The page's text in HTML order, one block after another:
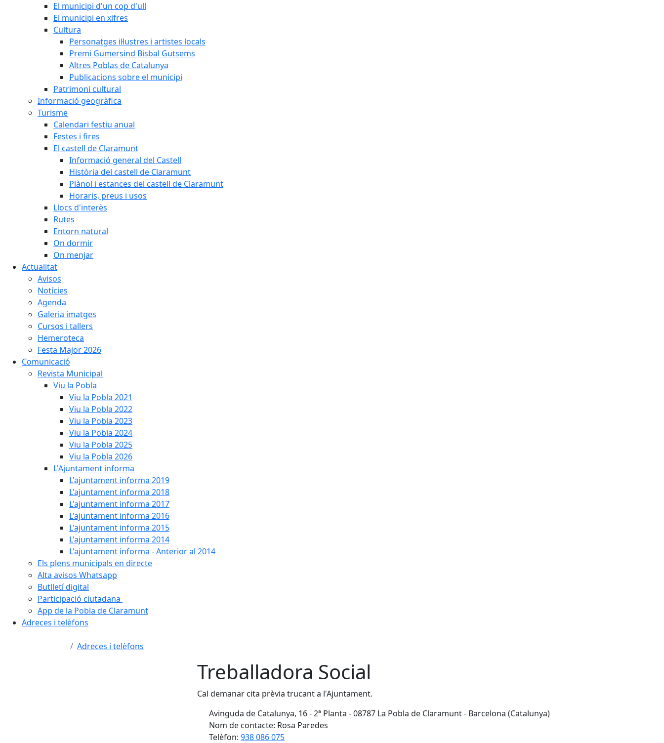
El municipi d'un cop d'ull
El municipi en xifres
Cultura
Personatges il·lustres i artistes locals
Premi Gumersind Bisbal Gutsems
Altres Poblas de Catalunya
Publicacions sobre el municipi
Patrimoni cultural
Informació geogràfica
Turisme
Calendari festiu anual
Festes i fires
El castell de Claramunt
Informació general del Castell
Història del castell de Claramunt
Plànol i estances del castell de Claramunt
Horaris, preus i usos
Llocs d'interès
Rutes
Entorn natural
On dormir
On menjar
Actualitat
Avisos
Notícies
Agenda
Galeria imatges
Cursos i tallers
Hemeroteca
Festa Major 2026
Comunicació
Revista Municipal
Viu la Pobla
Viu la Pobla 2021
Viu la Pobla 2022
Viu la Pobla 2023
Viu la Pobla 2024
Viu la Pobla 2025
Viu la Pobla 2026
L'Ajuntament informa
L'ajuntament informa 2019
L'ajuntament informa 2018
L'ajuntament informa 2017
L'ajuntament informa 2016
L'ajuntament informa 2015
L'ajuntament informa 2014
L'ajuntament informa - Anterior al 2014
Els plens municipals en directe
Alta avisos Whatsapp
Butlletí digital
Participació ciutadana
App de la Pobla de Claramunt
Adreces i telèfons
Adreces i telèfons
Treballadora Social
Cal demanar cita prèvia trucant a l'Ajuntament.
Avinguda de Catalunya, 16 - 2ª Planta - 08787 La Pobla de Claramunt - Barcelona (Catalunya)
Nom de contacte: Rosa Paredes
Telèfon: 938 086 075